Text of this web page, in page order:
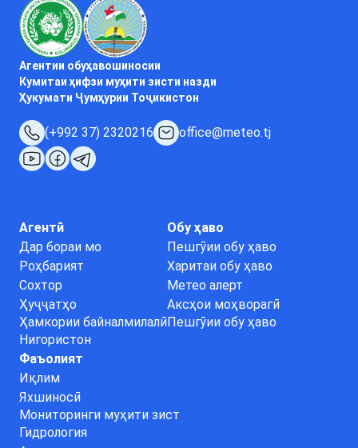
Агентии обуҳавошиносии
Кумитаи ҳифзи муҳити зисти назди
Ҳукумати Ҷумҳурии Тоҷикистон
(+992 37) 2320216 office@meteo.tj
Агентӣ
Дар бораи мо
Роҳбарият
Сохтор
Ҳуҷҷатҳо
Ҳамкории байналмилалӣ
Нигористон
Обу ҳаво
Пешгӯии обу ҳаво
Харитаи обу ҳаво
Метео алерт
Аксҳои моҳворагӣ
Пешгӯии обу ҳаво
Фаъолият
Иқлим
Яхшиносӣ
Мониторинги муҳити зист
Гидрология